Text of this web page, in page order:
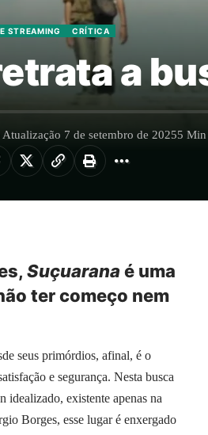
STREAMING CRÍTICA
a
7 de setembro de 20255
Suçuarana é uma
ter começo nem
seus primórdios, afinal, é o
e segurança. Nesta busca
idealizado, existente apenas na
Borges, esse lugar é enxergado